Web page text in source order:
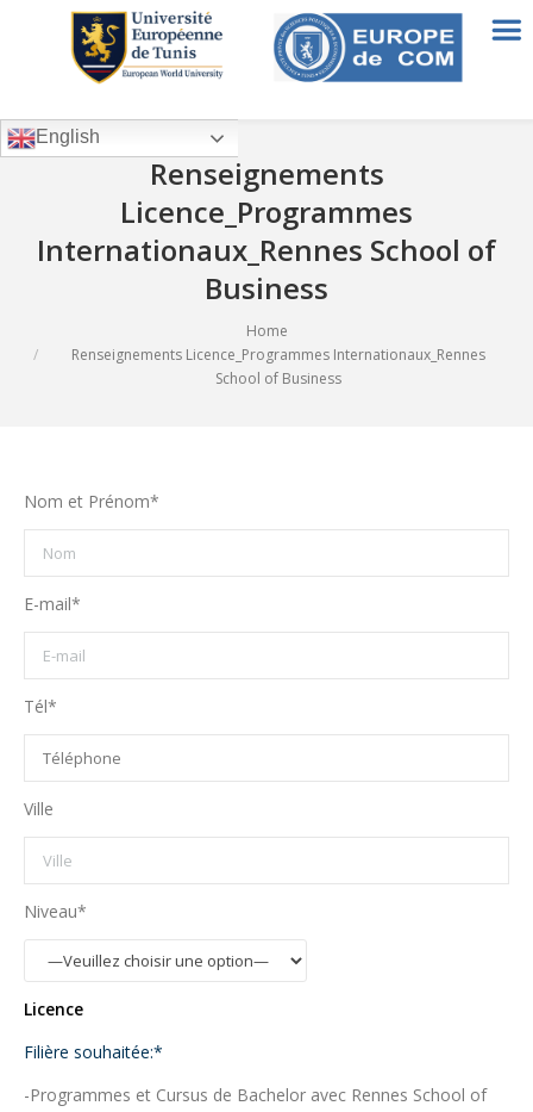
Renseignements
Licence_Programmes
Internationaux_Rennes School of
Business
Home
Renseignements Licence_Programmes Internationaux_Rennes
School of Business
Nom et Prénom*
E-mail*
Tél*
Ville
Niveau*
Licence
Filière souhaitée:*
-Programmes et Cursus de Bachelor avec Rennes School of
English